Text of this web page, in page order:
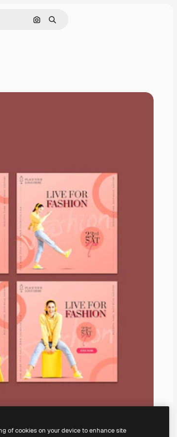
Pesquisar por imagem
Buscar
of cookies on your device to enhance site